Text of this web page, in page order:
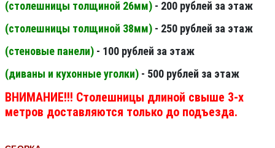
(столешницы толщиной 26мм) - 200 рублей за этаж
(столешницы толщиной 38мм) - 250 рублей за этаж
(стеновые панели) - 100 рублей за этаж
(диваны и кухонные уголки) - 500 рублей за этаж
ВНИМАНИЕ!!! Столешницы длиной свыше 3-х
метров доставляются только до подъезда.